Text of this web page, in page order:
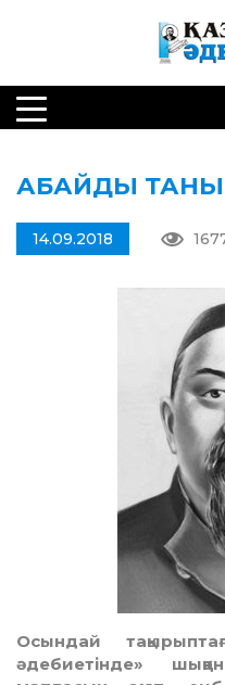
АБАЙДЫ
14.09.2018
Осындай
әдебиетінде»